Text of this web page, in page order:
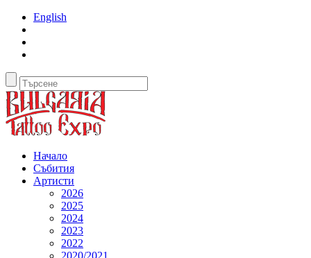
English
Начало
Събития
Артисти
2026
2025
2024
2023
2022
2020/2021